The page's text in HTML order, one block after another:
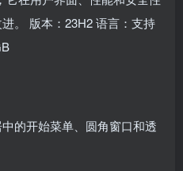
。 版本：23H2 语言：支持
的开始菜单、圆角窗口和透